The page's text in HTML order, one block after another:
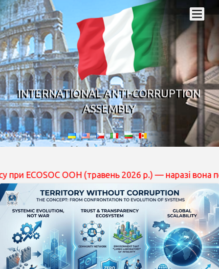
INTERNATIONAL ANTI-CORRUPTION
ASSEMBLY
ООН (травень 2026 р.) — наразі вона